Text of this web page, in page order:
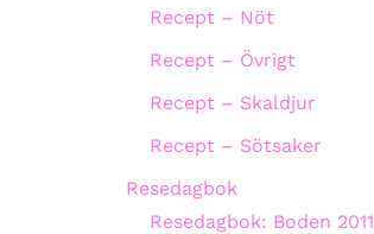
Recept – Nöt
Recept – Övrigt
Recept – Skaldjur
Recept – Sötsaker
Resedagbok
Resedagbok: Boden 2011